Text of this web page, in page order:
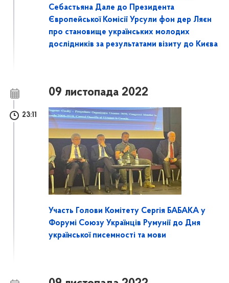
Себастьяна Дале до Президента
Європейської Комісії Урсули фон дер Ляєн
про становище українських молодих
дослідників за результатами візиту до Києва
09 листопада 2022
23:11
Участь Голови Комітету Сергія БАБАКА у
Форумі Союзу Українців Румунії до Дня
української писемності та мови